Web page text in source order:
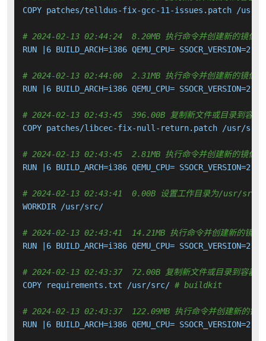
COPY patches/telldus-fix-gcc-11-issues.patch /
# 2024-02-13 02:44:24  8.20MB 执行命令并创建新的镜像层
RUN |6 BUILD_ARCH=i386 QEMU_CPU=
# 2024-02-13 02:44:00  2.31MB 执行命令并创建新的镜像层
RUN |6 BUILD_ARCH=i386 QEMU_CPU=
# 2024-02-13 02:43:45  396.00B 复制新文件或目录到容器
COPY patches/libcec-fix-null-return.patch /usr/
# 2024-02-13 02:43:45  2.81MB 执行命令并创建新的镜像层
RUN |6 BUILD_ARCH=i386 QEMU_CPU=
# 2024-02-13 02:43:41  0.00B 设置工作目录为/usr/src/
WORKDIR /usr/src/
# 2024-02-13 02:43:41  14.21MB 执行命令并创建新的镜像
RUN |6 BUILD_ARCH=i386 QEMU_CPU=
# 2024-02-13 02:43:37  72.00B 复制新文件或目录到容器中
COPY requirements.txt /usr/src/ # buildkit
# 2024-02-13 02:43:37  122.09MB 执行命令并创建新的镜
RUN |6 BUILD_ARCH=i386 QEMU_CPU=